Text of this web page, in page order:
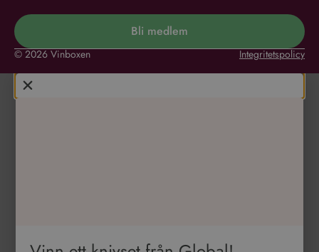
Bli medlem
© 2026 Vinboxen Integritetspolicy